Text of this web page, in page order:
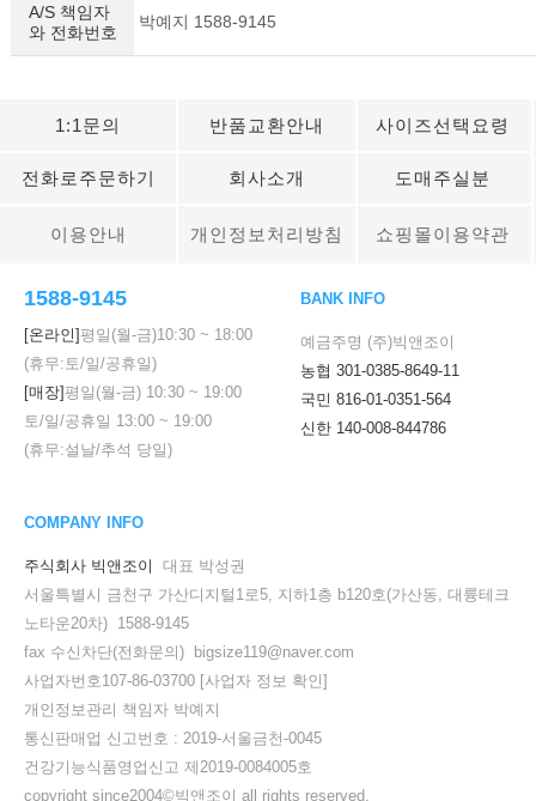
세요!
A/S 책임자
와 전화번호
박예지 1588-9145
1:1문의 반품교환안내 사이즈선택요령
전화로주문하기 회사소개 도매주실분
이용안내 개인정보처리방침 쇼핑몰이용약관
1588-9145
[온라인]평일(월-금)10:30 ~ 18:00
(휴무:토/일/공휴일)
[매장]평일(월-금) 10:30 ~ 19:00
토/일/공휴일 13:00 ~ 19:00
(휴무:설날/추석 당일)
BANK INFO
예금주명 (주)빅앤조이
농협 301-0385-8649-11
국민 816-01-0351-564
신한 140-008-844786
COMPANY INFO
주식회사 빅앤조이
대표 박성권
서울특별시 금천구 가산디지털1로5, 지하1층 b120호(가산동, 대륭테크
노타운20차) 1588-9145
fax 수신차단(전화문의) bigsize119@naver.com
사업자번호107-86-03700 [사업자 정보 확인]
개인정보관리 책임자 박예지
통신판매업 신고번호 : 2019-서울금천-0045
건강기능식품영업신고 제2019-0084005호
copyright since2004©빅앤조이 all rights reserved.